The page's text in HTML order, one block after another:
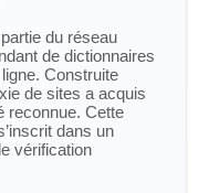
du réseau
de dictionnaires
Construite
de sites a acquis
reconnue. Cette
dans un
vérification